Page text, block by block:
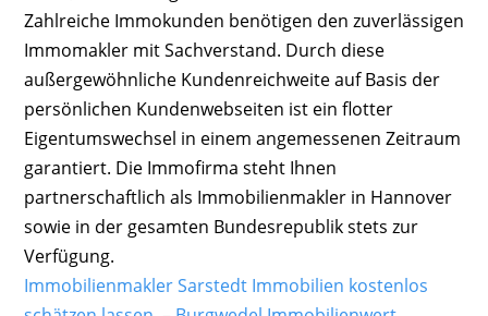
Zahlreiche Immokunden benötigen den zuverlässigen
Immomakler mit Sachverstand. Durch diese
außergewöhnliche Kundenreichweite auf Basis der
persönlichen Kundenwebseiten ist ein flotter
Eigentumswechsel in einem angemessenen Zeitraum
garantiert. Die Immofirma steht Ihnen
partnerschaftlich als Immobilienmakler in Hannover
sowie in der gesamten Bundesrepublik stets zur
Verfügung.
Immobilienmakler Sarstedt Immobilien kostenlos